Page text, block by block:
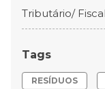
Tributário/ Fiscal
Tags
RESÍDUOS